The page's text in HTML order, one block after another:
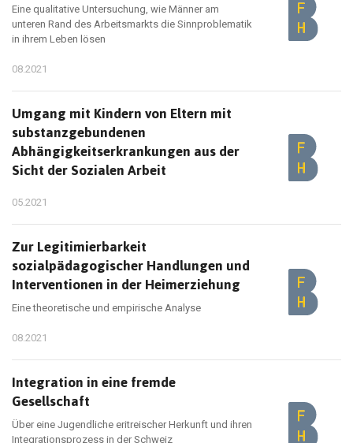
Eine qualitative Untersuchung, wie Männer am
unteren Rand des Arbeitsmarkts die Sinnproblematik
in ihrem Leben lösen
08.2021
Umgang mit Kindern von Eltern mit
substanzgebundenen
Abhängigkeitserkrankungen aus der
Sicht der Sozialen Arbeit
05.2021
Zur Legitimierbarkeit
sozialpädagogischer Handlungen und
Interventionen in der Heimerziehung
Eine theoretische und empirische Analyse
08.2021
Integration in eine fremde
Gesellschaft
Über eine Jugendliche eritreischer Herkunft und ihren
Integrationsprozess in der Schweiz